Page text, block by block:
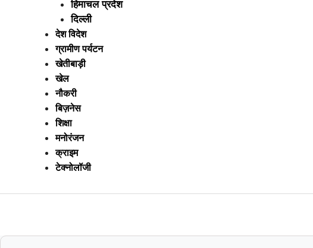
हिमाचल प्रदेश
दिल्ली
देश विदेश
ग्रामीण पर्यटन
खेतीबाड़ी
खेल
नौकरी
बिज़नेस
शिक्षा
मनोरंजन
क्राइम
टेक्नोलॉजी